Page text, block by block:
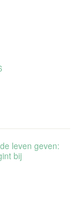
leven geven:
bij